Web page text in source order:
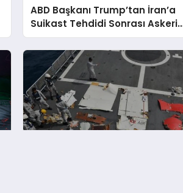
ABD Başkanı Trump’tan İran’a
Suikast Tehdidi Sonrası Askeri
Yanıt Uyarısı